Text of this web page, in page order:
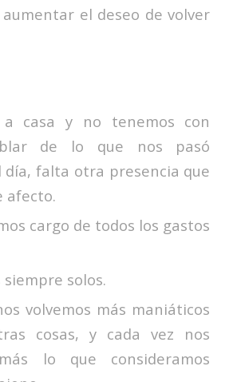
el deseo de volver
a casa y no tenemos con
de lo que nos pasó
día, falta otra presencia que
afecto.
cargo de todos los gastos
siempre solos.
volvemos más maniáticos
cosas, y cada vez nos
lo que consideramos